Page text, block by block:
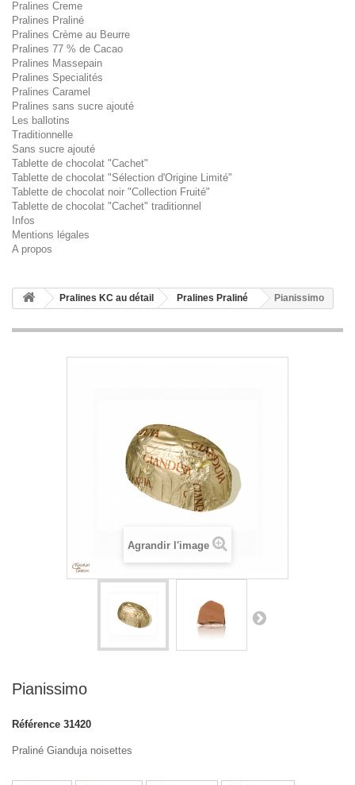
Pralines Creme
Pralines Praliné
Pralines Crème au Beurre
Pralines 77 % de Cacao
Pralines Massepain
Pralines Specialités
Pralines Caramel
Pralines sans sucre ajouté
Les ballotins
Traditionnelle
Sans sucre ajouté
Tablette de chocolat "Cachet"
Tablette de chocolat "Sélection d'Origine Limité"
Tablette de chocolat noir "Collection Fruité"
Tablette de chocolat "Cachet" traditionnel
Infos
Mentions légales
A propos
Pralines KC au détail Pralines Praliné Pianissimo
Agrandir l'image
Pianissimo
Référence 31420
Praliné Gianduja noisettes